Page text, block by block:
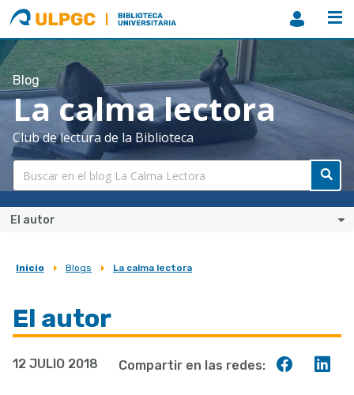
ULPGC
Biblioteca
ULPGC
Blog
La calma lectora
Club de lectura de la Biblioteca
El autor
Sobrescribir
de
Inicio Blogs La calma lectora
El autor
12 JULIO 2018 Compartir en las redes: